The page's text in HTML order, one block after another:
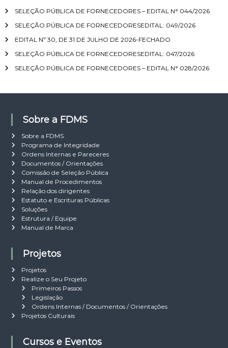
s
a
r
o
r
SELEÇÃO PÚBLICA DE FORNECEDORES – EDITAL N° 044/2026
SELEÇÃO PÚBLICA DE FORNECEDORESEDITAL: 049/2026
EDITAL Nº 30, DE 31 DE JULHO DE 2026-FECHADO
SELEÇÃO PÚBLICA DE FORNECEDORESEDITAL: 047/2026
SELEÇÃO PÚBLICA DE FORNECEDORES – EDITAL N° 028/2026
Sobre a FDMS
Sobre a FDMS
Programa de Integridade
Ordens Internas e Pareceres
Documentos / Orientações
Comissão de Seleção Pública
Manual de Procedimentos
Relação dos dirigentes
Estatuto e Escrituras Públicas
Soluções
Estrutura / Equipe
Manual de Marca
Projetos
Projetos
Realize o Seu Projeto
Primeiros Passos
Legislação
Ordens Internas / Documentos / Orientações
Projetos Culturais
Cursos e Eventos